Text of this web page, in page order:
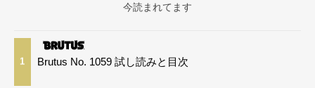
今読まれてます
1 Brutus No. 1059 試し読みと目次